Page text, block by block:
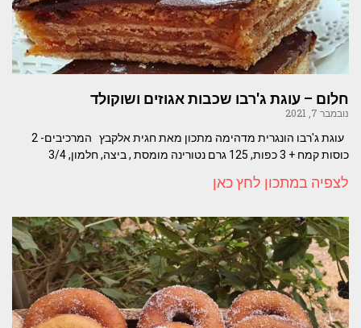
חלום – עוגת ג'רבו שכבות אגוזים ושוקולד
נובמבר 7, 2021
עוגת ג'רבו הונגרית מדהימה מתכון מאת חגית אלקבץ המרכיבים- 2
כוסות קמח + 3 כפות, 125 גרם נטורינה מומסת , ביצה, חלמון, 3/4
לצפיה במתכון לחץ כאן